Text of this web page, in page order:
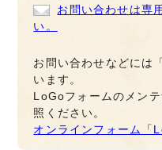
お問い合わせは専
い。
お問い合わせなどには
います。
LoGoフォームのメン
照ください。
オンラインフォーム「